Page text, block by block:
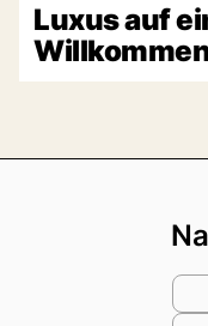
Luxus auf